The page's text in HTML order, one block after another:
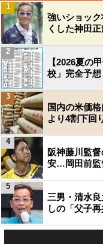
強いショッ
くした神田
1
【2026夏の
校」完全予
2
国内の米価
より4割下回
3
阪神藤川監
安…岡田前監
4
三男・清水
しの「父子
5